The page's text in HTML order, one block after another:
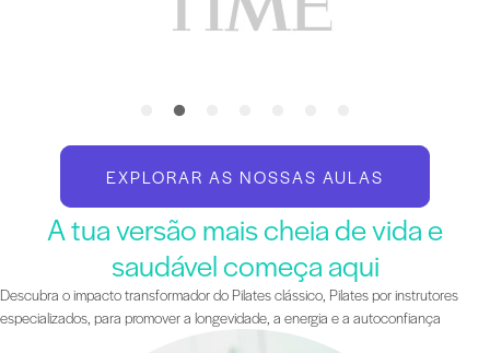
EXPLORAR AS NOSSAS AULAS
A tua versão mais cheia de vida e
saudável começa aqui
Descubra o impacto transformador do Pilates clássico, Pilates por instrutores
especializados, para promover a longevidade, a energia e a autoconfiança